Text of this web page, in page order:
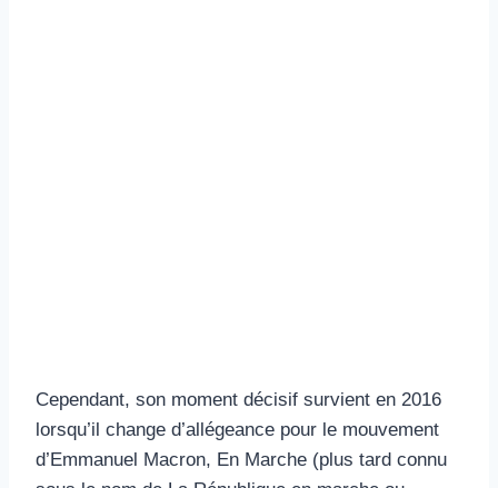
Cependant, son moment décisif survient en 2016
lorsqu’il change d’allégeance pour le mouvement
d’Emmanuel Macron, En Marche (plus tard connu